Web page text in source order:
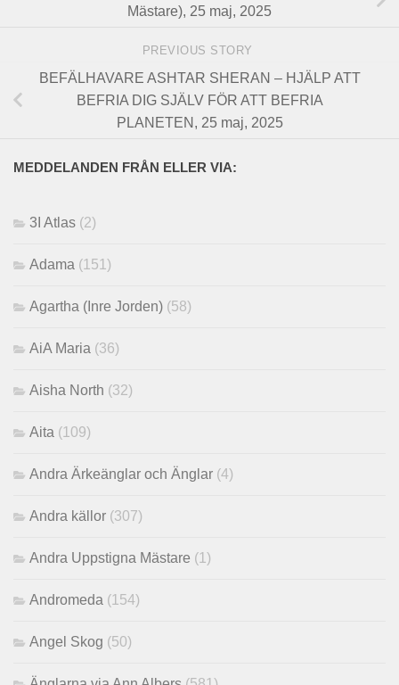
Mästare), 25 maj, 2025
PREVIOUS STORY
BEFÄLHAVARE ASHTAR SHERAN – HJÄLP ATT
BEFRIA DIG SJÄLV FÖR ATT BEFRIA
PLANETEN, 25 maj, 2025
MEDDELANDEN FRÅN ELLER VIA:
3I Atlas (2)
Adama (151)
Agartha (Inre Jorden) (58)
AiA Maria (36)
Aisha North (32)
Aita (109)
Andra Ärkeänglar och Änglar (4)
Andra källor (307)
Andra Uppstigna Mästare (1)
Andromeda (154)
Angel Skog (50)